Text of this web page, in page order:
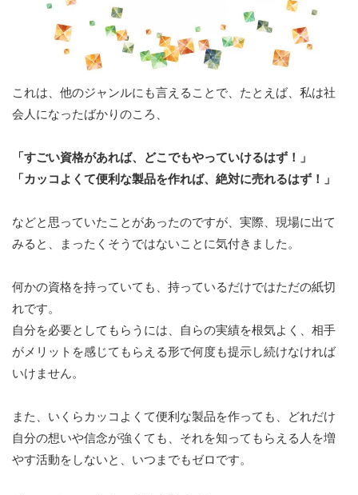
これは、他のジャンルにも言えることで、たとえば、私は社
会人になったばかりのころ、
「すごい資格があれば、どこでもやっていけるはず！」
「カッコよくて便利な製品を作れば、絶対に売れるはず！」
などと思っていたことがあったのですが、実際、現場に出て
みると、まったくそうではないことに気付きました。
何かの資格を持っていても、持っているだけではただの紙切
れです。
自分を必要としてもらうには、自らの実績を根気よく、相手
がメリットを感じてもらえる形で何度も提示し続けなければ
いけません。
また、いくらカッコよくて便利な製品を作っても、どれだけ
自分の想いや信念が強くても、それを知ってもらえる人を増
やす活動をしないと、いつまでもゼロです。